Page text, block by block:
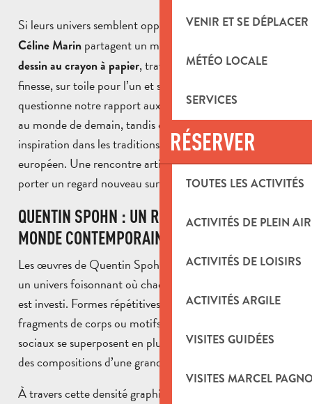
VENIR ET SE DÉPLACER
MÉTÉO LOCALE
SERVICES
RÉSERVER
TOUTES LES ACTIVITÉS
ACTIVITÉS DE PLEIN AIR
ACTIVITÉS DE LOISIRS
ACTIVITÉS ARGILE
VISITES GUIDÉES
VISITES MARCEL
Si leurs univers semblent opposés, Quentin Spohnet
Céline Marin partagent un même langage artistique : le
dessin au crayon à papier, travaillé avec une grande
finesse, sur toile pour l’un et sur papier pour l’autre. L’un
questionne notre rapport aux nouvelles technologies et
au monde de demain, tandis que l’autre puise son
inspiration dans les traditions populaires et le folklore
européen. Une rencontre artistique qui invite chacun à
porter un regard nouveau sur les œuvres.
QUENTIN SPOHN : UN REGARD SUR LE
MONDE CONTEMPORAIN
Les œuvres de Quentin Spohn plongent le visiteur dans
un univers foisonnant où chaque centimètre de la feuille
est investi. Formes répétitives, silhouettes humanoïdes,
fragments de corps ou motifs évoquant les réseaux
sociaux se superposent en plusieurs couches pour créer
des compositions d’une grande richesse.
À travers cette densité graphique, l’artiste questionne